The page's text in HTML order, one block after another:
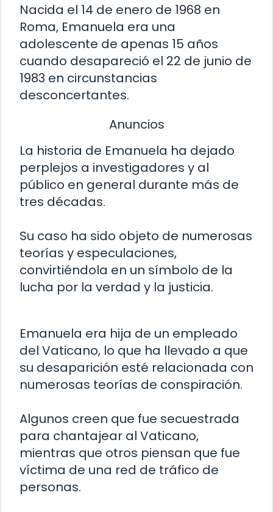
Nacida el 14 de enero de 1968 en
Roma, Emanuela era una
adolescente de apenas 15 años
cuando desapareció el 22 de junio de
1983 en circunstancias
desconcertantes.
Anuncios
La historia de Emanuela ha dejado
perplejos a investigadores y al
público en general durante más de
tres décadas.
Su caso ha sido objeto de numerosas
teorías y especulaciones,
convirtiéndola en un símbolo de la
lucha por la verdad y la justicia.
Emanuela era hija de un empleado
del Vaticano, lo que ha llevado a que
su desaparición esté relacionada con
numerosas teorías de conspiración.
Algunos creen que fue secuestrada
para chantajear al Vaticano,
mientras que otros piensan que fue
víctima de una red de tráfico de
personas.